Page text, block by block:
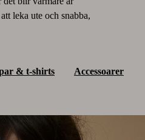
leka ute och snabba,
& t-shirts Accessoarer